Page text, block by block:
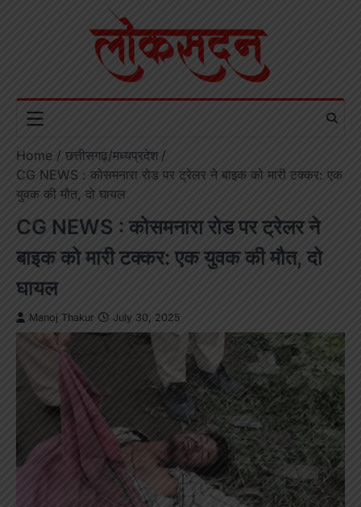
Home
छत्तीसगढ़/मध्यप्रदेश
CG NEWS : कोसमनारा रोड पर ट्रेलर ने बाइक को मारी टक्कर: एक
युवक की मौत, दो घायल
CG NEWS : कोसमनारा रोड पर ट्रेलर ने
बाइक को मारी टक्कर: एक युवक की मौत, दो
घायल
Manoj Thakur July 30, 2025